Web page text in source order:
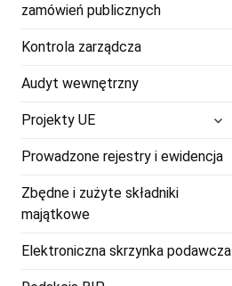
zamówień publicznych
Kontrola zarządcza
Audyt wewnętrzny
Projekty UE
potomne
Prowadzone rejestry i ewidencja
Zbędne i zużyte składniki
majątkowe
Elektroniczna skrzynka podawcza